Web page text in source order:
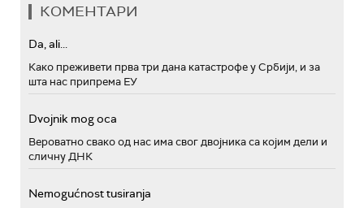
КОМЕНТАРИ
Da, ali...
Како преживети прва три дана катастрофе у Србији, и за
шта нас припрема ЕУ
Dvojnik mog oca
Вероватно свако од нас има свог двојника са којим дели и
сличну ДНК
Nemogućnost tusiranja